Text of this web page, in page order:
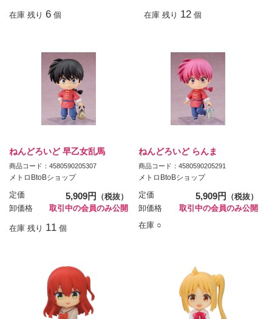
在庫 残り 6 個 在庫 残り 12 個
ねんどろいど 早乙女乱馬
商品コード：4580590205307
メトロBtoBショップ
定価 5,909円
（税抜）
卸価格
取引中の会員のみ公開
在庫 残り 11 個
ねんどろいど らんま
商品コード：4580590205291
メトロBtoBショップ
定価 5,909円
（税抜）
卸価格
取引中の会員のみ公開
在庫 ○